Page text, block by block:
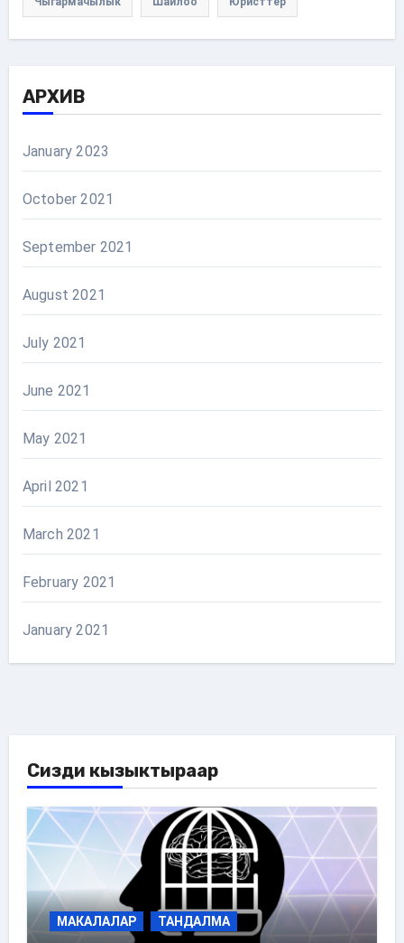
АРХИВ
January 2023
October 2021
September 2021
August 2021
July 2021
June 2021
May 2021
April 2021
March 2021
February 2021
January 2021
Сизди кызыктыраар
МАКАЛАЛАР ТАНДАЛМА